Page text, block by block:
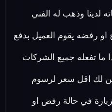
لدينا وذهب له الفني
او رفضه يقوم العميل بدفع
ما تفعله جميع الشركات
لك اقل سعر لرسوم
في حالة رفض او